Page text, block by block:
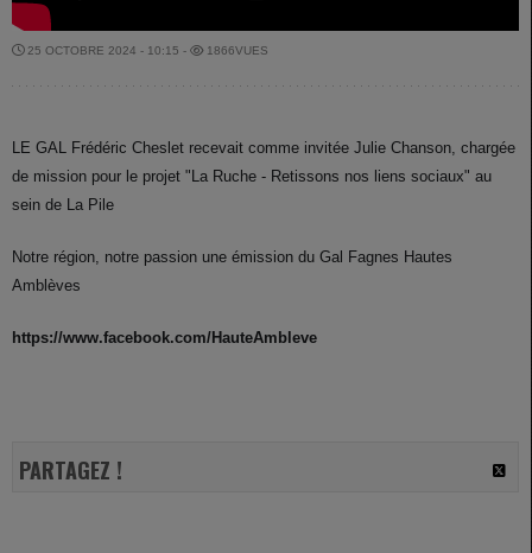
25 OCTOBRE 2024 - 10:15 - 1866VUES
LE GAL Frédéric Cheslet recevait comme invitée Julie Chanson, chargée
de mission pour le projet "La Ruche - Retissons nos liens sociaux" au
sein de La Pile
Notre région, notre passion une émission du Gal Fagnes Hautes
Amblèves
https://www.facebook.com/HauteAmbleve
PARTAGEZ !